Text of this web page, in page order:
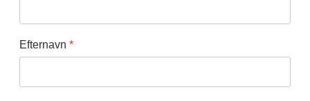
Efternavn *